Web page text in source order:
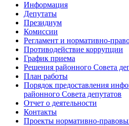
Информация
Депутаты
Президиум
Комиссии
Регламент и нормативно-
Противодействие коррупции
График приема
Решения районного Совета
План работы
Порядок предоставления
районного Совета депутатов
Отчет о деятельности
Контакты
Проекты нормативно-